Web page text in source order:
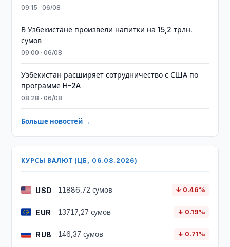
09:15 · 06/08
В Узбекистане произвели напитки на 15,2 трлн.
сумов
09:00 · 06/08
Узбекистан расширяет сотрудничество с США по
программе H-2A
08:28 · 06/08
Больше новостей →
КУРСЫ ВАЛЮТ (ЦБ, 06.08.2026)
USD 11886,72 сумов ↓ 0.46%
EUR 13717,27 сумов ↓ 0.19%
RUB 146,37 сумов ↓ 0.71%